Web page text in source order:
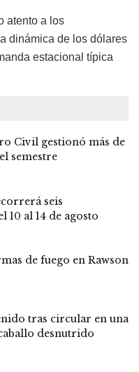
atento a los
dinámica de los dólares
estacional típica
Civil gestionó más de
semestre
seis
10 al 14 de agosto
de fuego en Rawson
tras circular en una
desnutrido